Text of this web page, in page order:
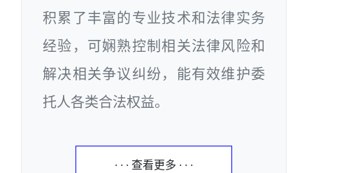
积累了丰富的专业技术和法律实务
经验，可娴熟控制相关法律风险和
解决相关争议纠纷，能有效维护委
托人各类合法权益。
· · · 查看更多 · · ·